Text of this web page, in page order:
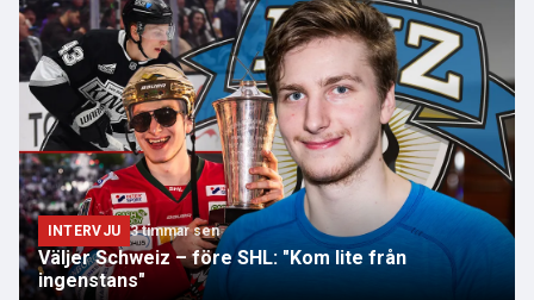
INTERVJU 3 timmar sen
Väljer Schweiz – före SHL: "Kom lite från
ingenstans"